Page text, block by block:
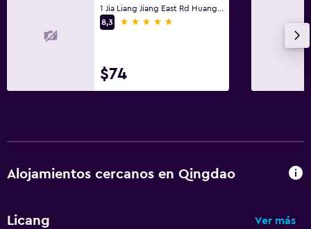
8,3
5 estrellas
$74
Alojamientos cercanos en Qingdao
Licang Ver más